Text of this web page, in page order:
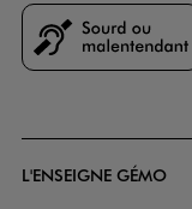
L'ENSEIGNE GÉMO